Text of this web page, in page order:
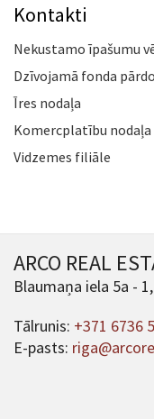
Kontakti
Nekustamo īpašumu
Dzīvojamā fonda
Īres nodaļa
Komercplatību nodaļa
Vidzemes filiāle
ARCO REAL
Blaumaņa iela 5a -
Tālrunis: +371 6736
E-pasts: